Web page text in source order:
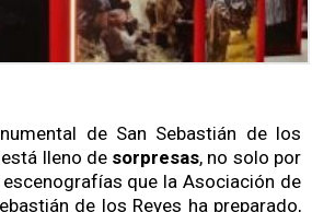
de San Sebastián de los
lleno de sorpresas, no solo por
que la Asociación de
de los Reyes ha preparado,